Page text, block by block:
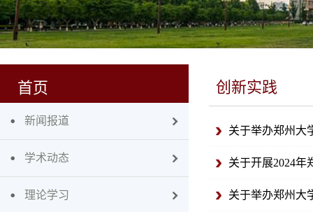
首页
新闻报道
学术动态
理论学习
创新实践
关于举办郑州大
关于开展2024年
关于举办郑州大